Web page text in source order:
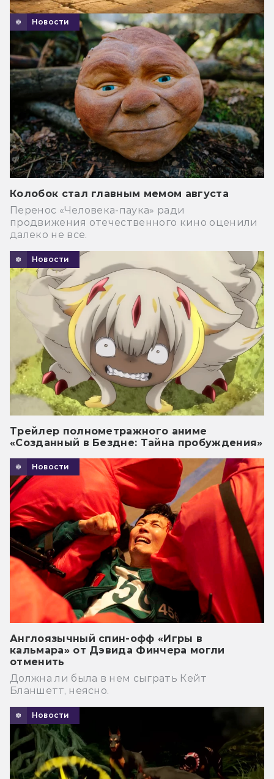
Новости
Колобок стал главным мемом августа
Перенос «Человека-паука» ради
продвижения отечественного кино оценили
далеко не все.
Новости
Трейлер полнометражного аниме
«Созданный в Бездне: Тайна пробуждения»
Новости
Англоязычный спин-офф «Игры в
кальмара» от Дэвида Финчера могли
отменить
Должна ли была в нем сыграть Кейт
Бланшетт, неясно.
Новости